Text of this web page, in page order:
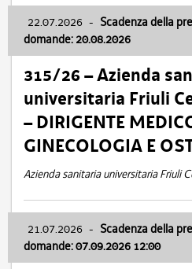
22.07.2026 - Scadenza della
domande: 20.08.2026
315/26 – Azienda
universitaria Friuli
– DIRIGENTE
GINECOLOGIA E
Azienda sanitaria universitaria Friuli
21.07.2026 - Scadenza della
domande: 07.09.2026 12:00